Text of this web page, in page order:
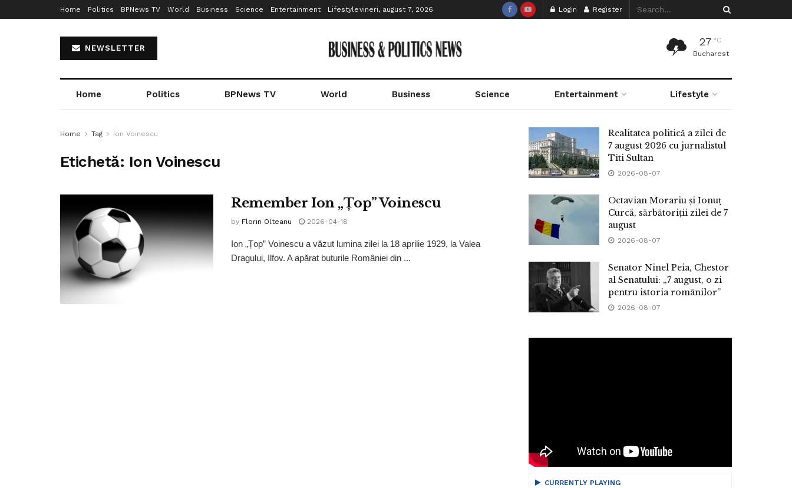
Home Politics BPNews TV World Business Science Entertainment Lifestylevineri, august 7, 2026 Login Register
NEWSLETTER
27 °C
Bucharest
Home Politics BPNews TV World Business Science Entertainment Lifestyle
Home Tag Ion Voinescu
Etichetă: Ion Voinescu
Remember Ion „Țop” Voinescu
by Florin Olteanu 2026-04-18
Ion „Țop” Voinescu a văzut lumina zilei la 18 aprilie 1929, la Valea
Dragului, Ilfov. A apărat buturile României din ...
Realitatea politică a zilei de
7 august 2026 cu jurnalistul
Titi Sultan
2026-08-07
Octavian Morariu și Ionuț
Curcă, sărbătoriții zilei de 7
august
2026-08-07
Senator Ninel Peia, Chestor
al Senatului: „7 august, o zi
pentru istoria românilor”
2026-08-07
CURRENTLY PLAYING